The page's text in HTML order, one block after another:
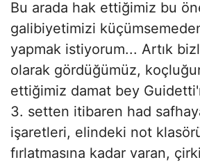
Bu arada hak ettiğimiz bu
galibiyetimizi
yapmak istiyorum... Artık
olarak gördüğümüz,
ettiğimiz damat bey
3. setten itibaren had
işaretleri, elindeki not
fırlatmasına kadar varan,